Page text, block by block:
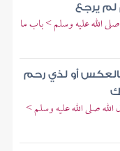
لم يرجع
الله عليه وسلم > باب ما
أو لذي رحم
صلى الله عليه وسلم >